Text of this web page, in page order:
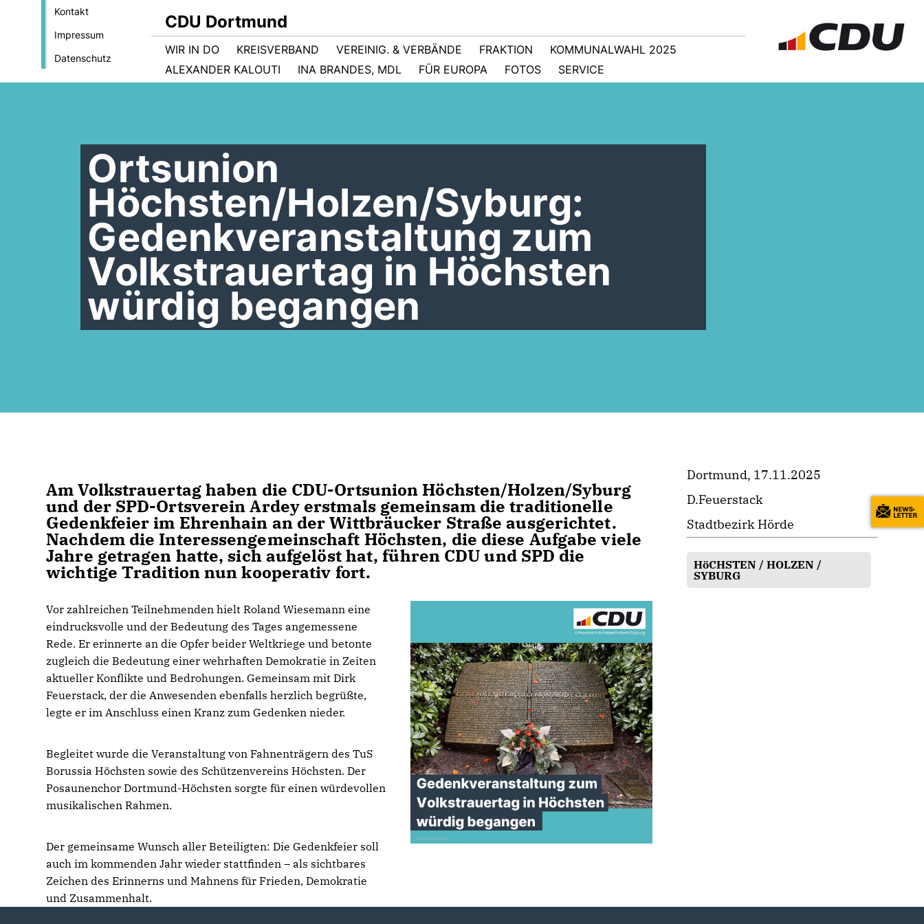
Kontakt
Impressum
Datenschutz
CDU Dortmund
WIR IN DO KREISVERBAND VEREINIG. & VERBÄNDE FRAKTION
KOMMUNALWAHL 2025
ALEXANDER KALOUTI
INA BRANDES, MDL FÜR EUROPA FOTOS SERVICE
Ortsunion
Höchsten/Holzen/Syburg:
Gedenkveranstaltung zum
Volkstrauertag in Höchsten
würdig begangen
Am Volkstrauertag haben die CDU-Ortsunion Höchsten/Holzen/Syburg
und der SPD-Ortsverein Ardey erstmals gemeinsam die traditionelle
Gedenkfeier im Ehrenhain an der Wittbräucker Straße ausgerichtet.
Nachdem die Interessengemeinschaft Höchsten, die diese Aufgabe viele
Jahre getragen hatte, sich aufgelöst hat, führen CDU und SPD die
wichtige Tradition nun kooperativ fort.
Vor zahlreichen Teilnehmenden hielt Roland Wiesemann eine
eindrucksvolle und der Bedeutung des Tages angemessene
Rede. Er erinnerte an die Opfer beider Weltkriege und betonte
zugleich die Bedeutung einer wehrhaften Demokratie in Zeiten
aktueller Konflikte und Bedrohungen. Gemeinsam mit Dirk
Feuerstack, der die Anwesenden ebenfalls herzlich begrüßte,
legte er im Anschluss einen Kranz zum Gedenken nieder.
Begleitet wurde die Veranstaltung von Fahnenträgern des TuS
Borussia Höchsten sowie des Schützenvereins Höchsten. Der
Posaunenchor Dortmund-Höchsten sorgte für einen würdevollen
musikalischen Rahmen.
Der gemeinsame Wunsch aller Beteiligten: Die Gedenkfeier soll
auch im kommenden Jahr wieder stattfinden – als sichtbares
Zeichen des Erinnerns und Mahnens für Frieden, Demokratie
und Zusammenhalt.
Dortmund, 17.11.2025
D.Feuerstack
Stadtbezirk Hörde
HöCHSTEN / HOLZEN /
SYBURG